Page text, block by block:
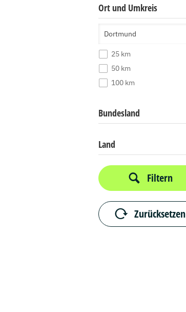
Ort und Umkreis
25 km
50 km
100 km
Bundesland
Land
Filtern
Zurücksetzen